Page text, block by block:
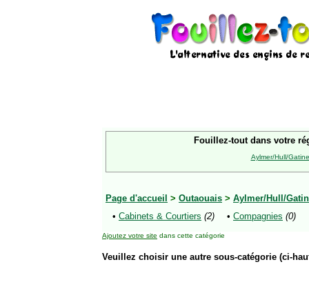
Fouillez-tout dans votre
Aylmer/Hull/
Page d'accueil > Outaouais > Aylmer/Hull/
• Cabinets & Courtiers (2) • Compagnies (0)
Ajoutez votre site dans cette catégorie
Veuillez choisir une autre sous-catégorie (ci-